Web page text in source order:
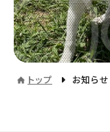
トップ お知らせ